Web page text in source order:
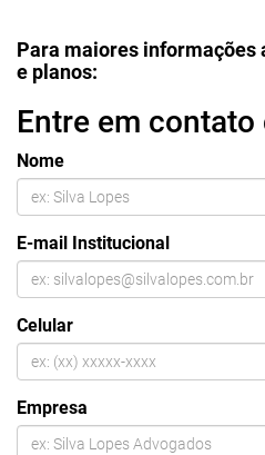
Para maiores informações
e planos:
Entre em
Nome
E-mail Institucional
Celular
Empresa